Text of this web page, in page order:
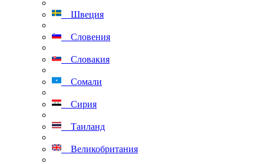
Швеция
Словения
Словакия
Сомали
Сирия
Таиланд
Великобритания